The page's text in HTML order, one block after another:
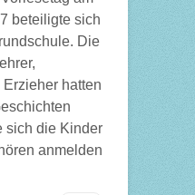
beteiligte sich
Die
hatten
sich die Kinder
anmelden